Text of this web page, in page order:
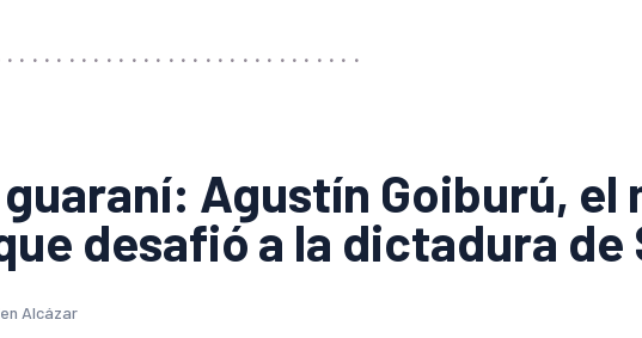
Agustín Goiburú, el
desafió a la dictadura
Alcázar